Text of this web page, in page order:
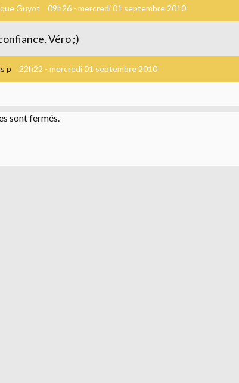
Guyot 09h26 - mercredi 01 septembre 2010
Véro ;)
p 22h22 - mercredi 01 septembre 2010
sont fermés.